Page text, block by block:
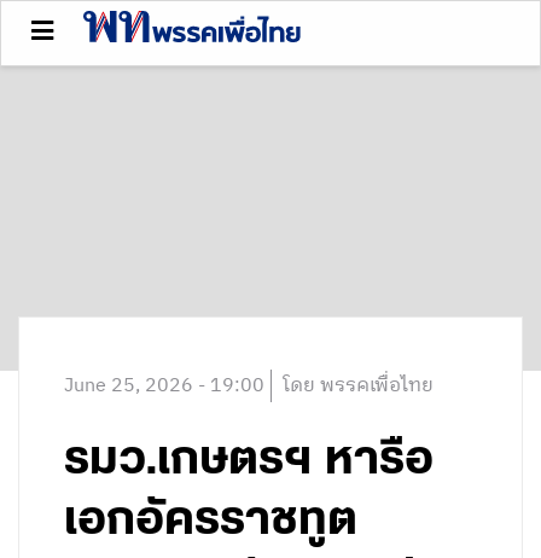
June 25, 2026 - 19:00 โดย พรรคเพื่อไทย
รมว.เกษตรฯ หารือ
เอกอัครราชทูต